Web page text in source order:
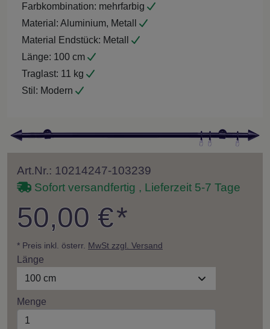
Farbkombination: mehrfarbig
Material: Aluminium, Metall
Material Endstück: Metall
Länge: 100 cm
Traglast: 11 kg
Stil: Modern
Art.Nr.: 10214247-103239
Sofort versandfertig , Lieferzeit 5-7 Tage
50,00 €*
* Preis inkl. österr. MwSt zzgl. Versand
Länge
100 cm
Menge